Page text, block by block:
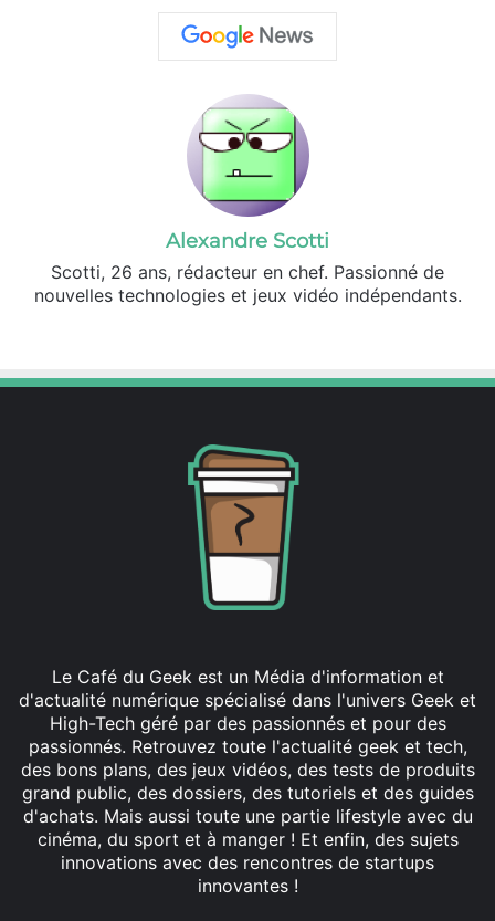
Alexandre Scotti
Scotti, 26 ans, rédacteur en chef. Passionné de
nouvelles technologies et jeux vidéo indépendants.
din
Le Café du Geek est un Média d'information et
d'actualité numérique spécialisé dans l'univers Geek et
High-Tech géré par des passionnés et pour des
passionnés. Retrouvez toute l'actualité geek et tech,
des bons plans, des jeux vidéos, des tests de produits
grand public, des dossiers, des tutoriels et des guides
d'achats. Mais aussi toute une partie lifestyle avec du
cinéma, du sport et à manger ! Et enfin, des sujets
innovations avec des rencontres de startups
innovantes !